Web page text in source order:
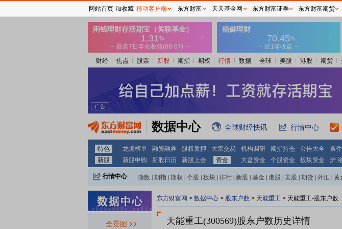
财经 焦点 股票 新股 期指 期权 行情 数据 全球 美股 港股 期货
数据中心 全球财经快讯 行情中心
特色 龙虎榜单 融资融券 股权质押 大宗交易 机构调研 期指持仓 公告大全 条
新股
新股申购 新股日历 新股上会 资金 大盘资金 个股资金 板块资金 沪
行情中心 指数 期指 期权 个股 板块 排行 新股 基金 港股 美股 期货 外汇 黄
全景图
东方财富网 > 数据中心 > 股东户数 > 天能重工 > 天能重工-股东户数
天能重工(300569)股东户数历史详情
网站首页 加收藏 移动客户端 东方财富 天天基金网 东方财富证券 东方财富期货